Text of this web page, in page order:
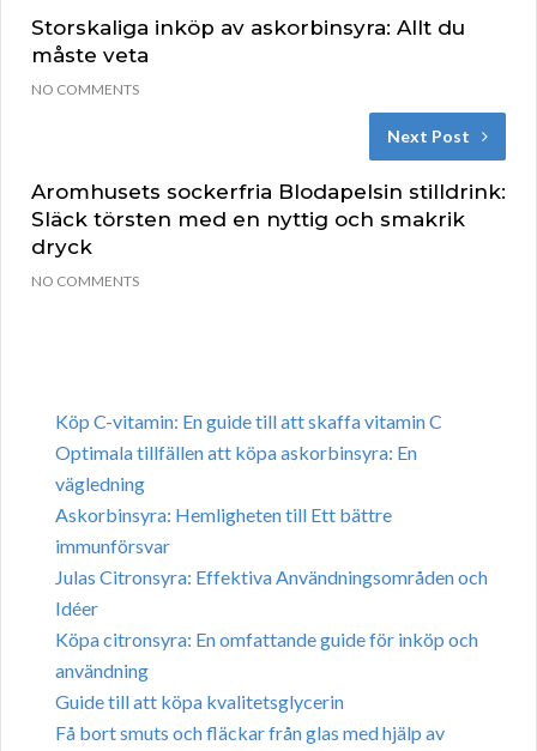
Storskaliga inköp av askorbinsyra: Allt du
måste veta
NO COMMENTS
Next Post
Aromhusets sockerfria Blodapelsin stilldrink:
Släck törsten med en nyttig och smakrik
dryck
NO COMMENTS
Köp C-vitamin: En guide till att skaffa vitamin C
Optimala tillfällen att köpa askorbinsyra: En
vägledning
Askorbinsyra: Hemligheten till Ett bättre
immunförsvar
Julas Citronsyra: Effektiva Användningsområden och
Idéer
Köpa citronsyra: En omfattande guide för inköp och
användning
Guide till att köpa kvalitetsglycerin
Få bort smuts och fläckar från glas med hjälp av